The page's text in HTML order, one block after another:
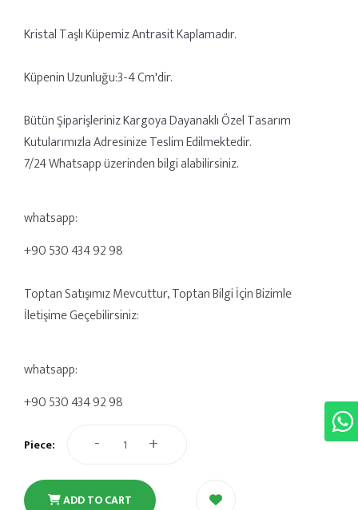
Kristal Taşlı Küpemiz Antrasit Kaplamadır.
Küpenin Uzunluğu:3-4 Cm'dir.
Bütün Şiparişleriniz Kargoya Dayanaklı Özel Tasarım
Kutularımızla Adresinize Teslim Edilmektedir.
7/24 Whatsapp üzerinden bilgi alabilirsiniz.
whatsapp:
+90 530 434 92 98
Toptan Satışımız Mevcuttur, Toptan Bilgi İçin Bizimle
İletişime Geçebilirsiniz:
whatsapp:
+90 530 434 92 98
Piece: - +
ADD TO CART